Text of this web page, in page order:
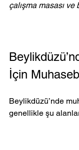
çalışma masası ve
İçin
Beylikdüzü’nde
genellikle şu